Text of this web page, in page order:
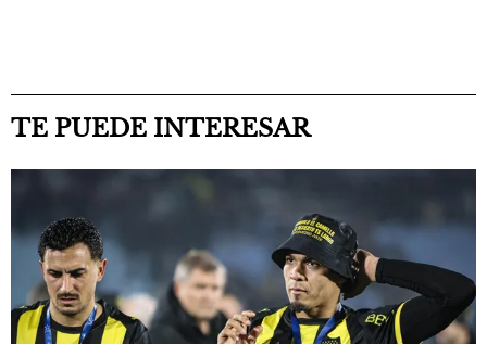
TE PUEDE INTERESAR